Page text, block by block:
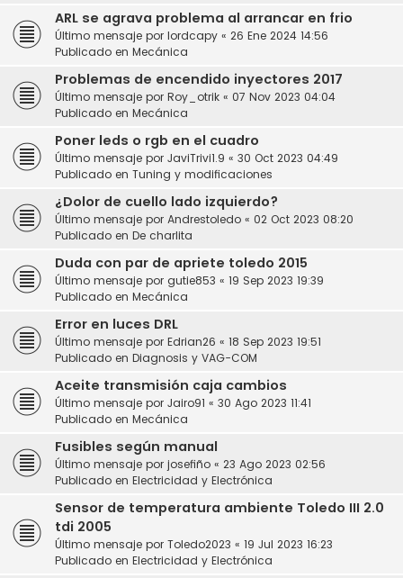
ARL se agrava problema al arrancar en frio
Último mensaje por lordcapy « 26 Ene 2024 14:56
Publicado en Mecánica
Problemas de encendido inyectores 2017
Último mensaje por Roy_otrik « 07 Nov 2023 04:04
Publicado en Mecánica
Poner leds o rgb en el cuadro
Último mensaje por JaviTrivi1.9 « 30 Oct 2023 04:49
Publicado en Tuning y modificaciones
¿Dolor de cuello lado izquierdo?
Último mensaje por Andrestoledo « 02 Oct 2023 08:20
Publicado en De charlita
Duda con par de apriete toledo 2015
Último mensaje por gutie853 « 19 Sep 2023 19:39
Publicado en Mecánica
Error en luces DRL
Último mensaje por Edrian26 « 18 Sep 2023 19:51
Publicado en Diagnosis y VAG-COM
Aceite transmisión caja cambios
Último mensaje por Jairo91 « 30 Ago 2023 11:41
Publicado en Mecánica
Fusibles según manual
Último mensaje por josefiño « 23 Ago 2023 02:56
Publicado en Electricidad y Electrónica
Sensor de temperatura ambiente Toledo III 2.0
tdi 2005
Último mensaje por Toledo2023 « 19 Jul 2023 16:23
Publicado en Electricidad y Electrónica